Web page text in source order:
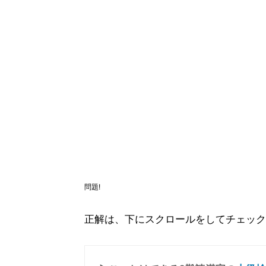
問題!
正解は、下にスクロールをしてチェッ